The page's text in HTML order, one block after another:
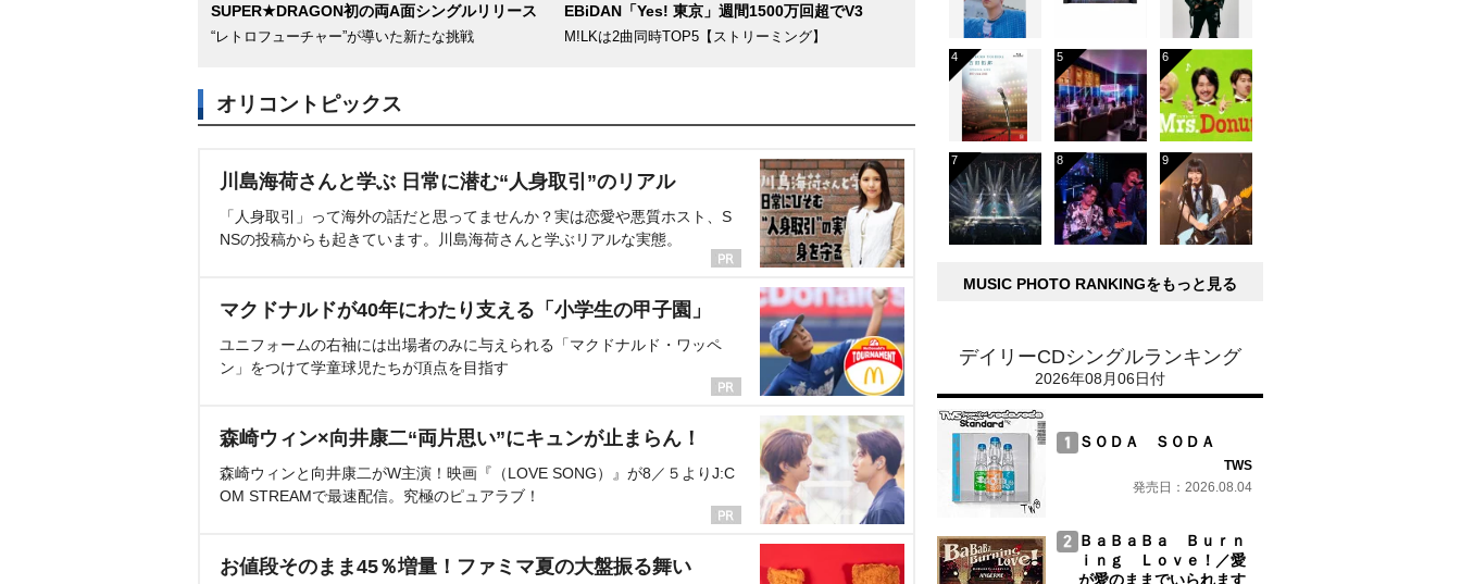
SUPER★DRAGON初の両A面シングルリリース
“レトロフューチャー”が導いた新たな挑戦
EBiDAN「Yes! 東京」週間1500万回超でV3
M!LKは2曲同時TOP5【ストリーミング】
オリコントピックス
川島海荷さんと学ぶ 日常に潜む“人身取引”のリアル
「人身取引」って海外の話だと思ってませんか？実は恋愛や悪質ホスト、S
NSの投稿からも起きています。川島海荷さんと学ぶリアルな実態。
マクドナルドが40年にわたり支える「小学生の甲子園」
ユニフォームの右袖には出場者のみに与えられる「マクドナルド・ワッペ
ン」をつけて学童球児たちが頂点を目指す
森崎ウィン×向井康二“両片思い”にキュンが止まらん！
森崎ウィンと向井康二がW主演！映画『（LOVE SONG）』が8／５よりJ:C
OM STREAMで最速配信。究極のピュアラブ！
お値段そのまま45％増量！ファミマ夏の大盤振る舞い
MUSIC PHOTO RANKINGをもっと見る
デイリーCDシングルランキング
2026年08月06日付
ＳＯＤＡ ＳＯＤＡ
TWS
発売日：2026.08.04
ＢａＢａＢａ Ｂｕｒｎ
ｉｎｇ Ｌｏｖｅ！／愛
が愛のままでいられます